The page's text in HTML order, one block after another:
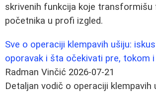
skrivenih funkcija koje
početnika u profi izgled.
Sve o operaciji klempavih ušiju:
oporavak i šta očekivati pre, tokom
Radman Vinčić 2026-07-21
Detaljan vodič o operaciji klempavih